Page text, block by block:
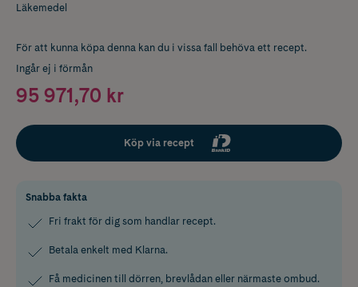
Läkemedel
För att kunna köpa denna kan du i vissa fall behöva ett recept.
Ingår ej i förmån
95 971,70 kr
Köp via recept
Snabba fakta
Fri frakt för dig som handlar recept.
Betala enkelt med Klarna.
Få medicinen till dörren, brevlådan eller närmaste ombud.